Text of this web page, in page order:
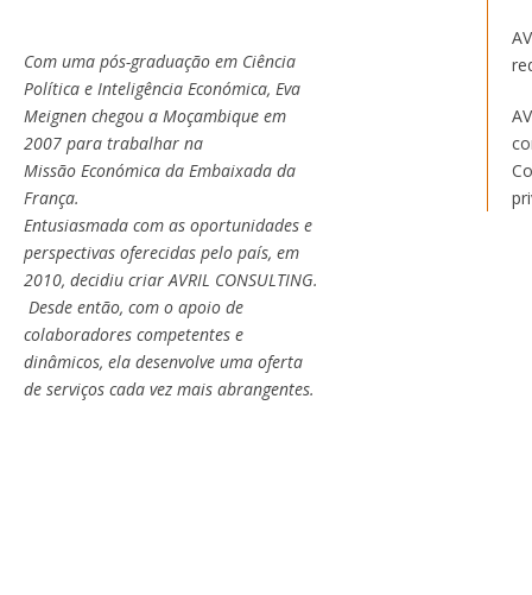
Com uma pós-graduação em Ciência
Política e Inteligência Económica, Eva
Meignen chegou a Moçambique em
2007 para trabalhar na
Missão Económica da Embaixada da
França.
Entusiasmada com as oportunidades e
perspectivas oferecidas pelo país, em
2010, decidiu criar AVRIL CONSULTING.
Desde então, com o apoio de
colaboradores competentes e
dinâmicos, ela desenvolve uma oferta
de serviços cada vez mais abrangentes.